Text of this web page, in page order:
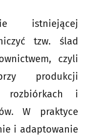
istniejącej
tzw. ślad
czyli
produkcji
rozbiórkach i
W praktyce
i adaptowanie